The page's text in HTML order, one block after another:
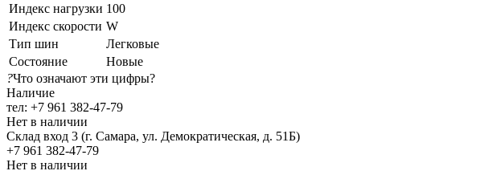
Индекс нагрузки 100
Индекс скорости W
Тип шин
Легковые
Состояние
Новые
?Что означают эти цифры?
Наличие
тел: +7 961 382-47-79
Нет в наличии
Склад вход 3 (г. Самара, ул. Демократическая, д. 51Б)
+7 961 382-47-79
Нет в наличии